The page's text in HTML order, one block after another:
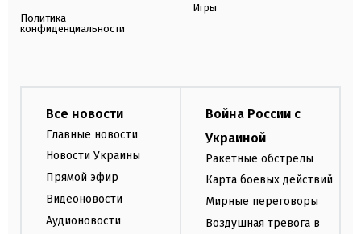
Политика
конфиденциальности
Игры
Все новости
Главные новости
Новости Украины
Прямой эфир
Видеоновости
Аудионовости
Война России с
Украиной
Ракетные обстрелы
Карта боевых действий
Мирные переговоры
Воздушная тревога в